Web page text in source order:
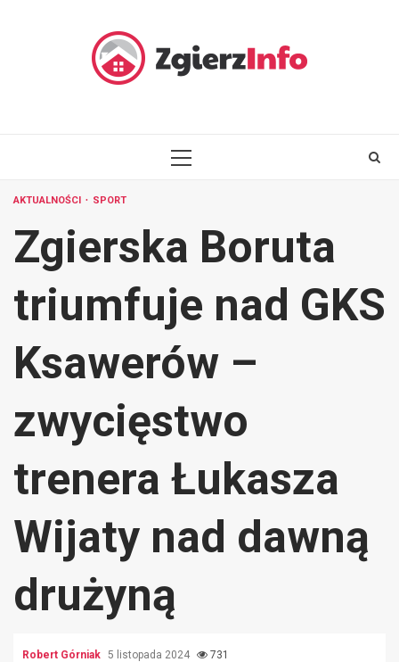
PRIMARY
AKTUALNOŚCI SPORT
Zgierska Boruta
triumfuje nad GKS
Ksawerów –
zwycięstwo
trenera Łukasza
Wijaty nad dawną
drużyną
Robert Górniak 5 listopada 2024 731